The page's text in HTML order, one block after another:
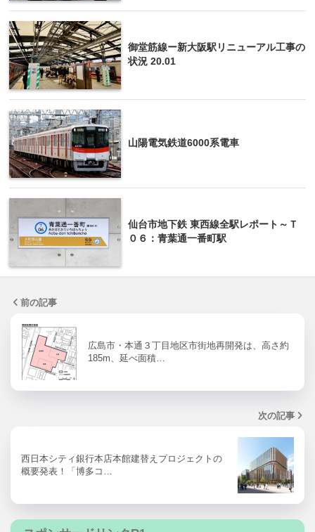
御堂筋線ー新大阪駅リニューアル工事の
状況 20.01
山陽電気鉄道6000系電車
仙台市地下鉄 東西線全駅レポート～Ｔ
０６：青葉通一番町駅
前の記事
広島市・本通３丁目地区市街地再開発は、高さ約
185m、延べ面積…
次の記事
西日本シティ銀行本店本館建替えプロジェクトの
概要発表！「博多コ…